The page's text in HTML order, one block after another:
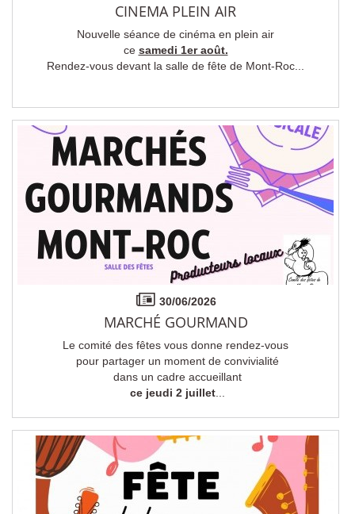
CINEMA PLEIN AIR
Nouvelle séance de cinéma en plein air
ce samedi 1er août.
Rendez-vous devant la salle de fête de Mont-Roc...
30/06/2026
MARCHÉ GOURMAND
Le comité des fêtes vous donne rendez-vous
pour partager un moment de convivialité
dans un cadre accueillant
ce jeudi 2 juillet...